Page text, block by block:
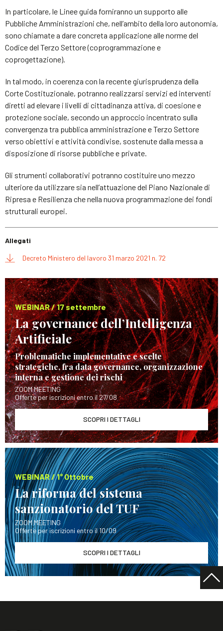
In particolare, le Linee guida forniranno un supporto alle
Pubbliche Amministrazioni che, nell’ambito della loro autonomia,
sono chiamate a dare concreta applicazione alle norme del
Codice del Terzo Settore (coprogrammazione e
coprogettazione).
In tal modo, in coerenza con la recente giurisprudenza della
Corte Costituzionale, potranno realizzarsi servizi ed interventi
diretti ad elevare i livelli di cittadinanza attiva, di coesione e
protezione sociale, secondo un approccio incentrato sulla
convergenza tra pubblica amministrazione e Terzo Settore
verso obiettivi e attività condivise, sostenute dalla messa a
disposizione di risorse pubbliche e private.
Gli strumenti collaborativi potranno costituire uno mezzo
ulteriore da utilizzare sia nell’attuazione del Piano Nazionale di
Ripresa e Resilienza che nella nuova programmazione dei fondi
strutturali europei.
Allegati
Decreto Ministero del lavoro 31 marzo 2021 n. 72
WEBINAR / 17 settembre
La governance dell’Intelligenza
Artificiale
Problematiche implementative e scelte
strategiche, fra data governance, organizzazione
interna e gestione dei rischi
ZOOM MEETING
Offerte per iscrizioni entro il 27/08
SCOPRI I DETTAGLI
WEBINAR / 1° Ottobre
La riforma del sistema
sanzionatorio del TUF
ZOOM MEETING
Offerte per iscrizioni entro il 10/09
SCOPRI I DETTAGLI